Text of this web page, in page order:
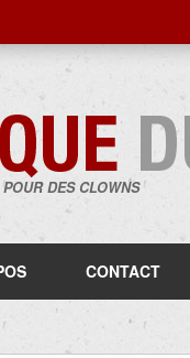
DES CLOWNS
CONTACT